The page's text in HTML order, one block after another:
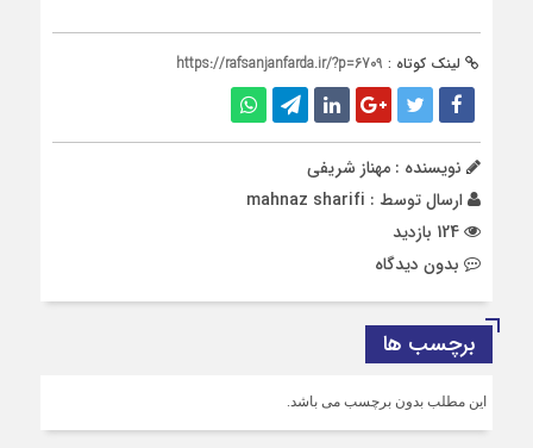
لینک کوتاه : https://rafsanjanfarda.ir/?p=6709
نویسنده : مهناز شریفی
ارسال توسط : mahnaz sharifi
بدون دیدگاه
برچسب ها
این مطلب بدون برچسب می باشد.